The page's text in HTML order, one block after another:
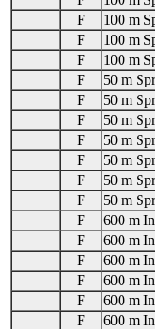
F
100 m
F
100 m
F
100 m
F
50 m
F
50 m
F
50 m
F
50 m
F
50 m
F
50 m
F
50 m
F
600 m
F
600 m
F
600 m
F
600 m
F
600 m
F
600 m